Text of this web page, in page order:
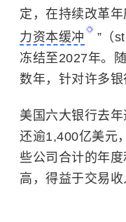
定，在持续改革
力资本缓冲
”（
冻结至2027年。
数年，针对许多银
美国六大银行去
还逾1,400亿美元
些公司合计的年
高，得益于交易收